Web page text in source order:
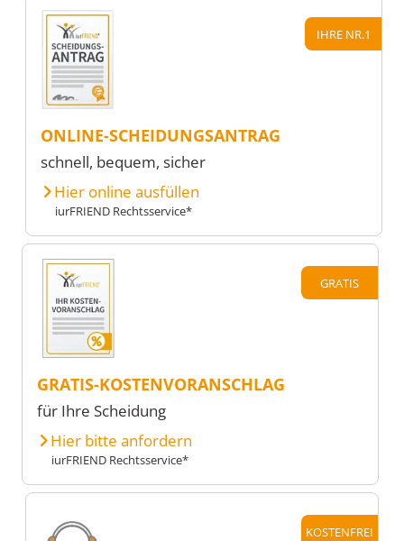
IHRE NR.1
ONLINE-SCHEIDUNGSANTRAG
schnell, bequem, sicher
Hier online ausfüllen
iurFRIEND Rechtsservice*
GRATIS
GRATIS-KOSTENVORANSCHLAG
für Ihre Scheidung
Hier bitte anfordern
iurFRIEND Rechtsservice*
KOSTENFREI